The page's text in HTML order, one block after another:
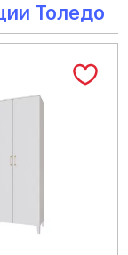
Толедо